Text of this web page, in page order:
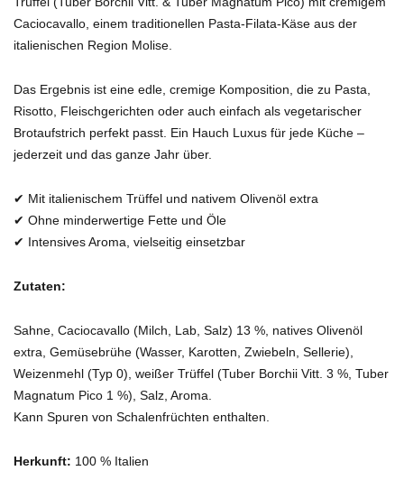
Caciocavallo, einem traditionellen Pasta-Filata-Käse aus der
italienischen Region Molise.
Das Ergebnis ist eine edle, cremige Komposition, die zu Pasta,
Risotto, Fleischgerichten oder auch einfach als vegetarischer
Brotaufstrich perfekt passt. Ein Hauch Luxus für jede Küche –
jederzeit und das ganze Jahr über.
✔ Mit italienischem Trüffel und nativem Olivenöl extra
✔ Ohne minderwertige Fette und Öle
✔ Intensives Aroma, vielseitig einsetzbar
Zutaten:
Sahne, Caciocavallo (Milch, Lab, Salz) 13 %, natives Olivenöl
extra, Gemüsebrühe (Wasser, Karotten, Zwiebeln, Sellerie),
Weizenmehl (Typ 0), weißer Trüffel (Tuber Borchii Vitt. 3 %, Tuber
Magnatum Pico 1 %), Salz, Aroma.
Kann Spuren von Schalenfrüchten enthalten.
Herkunft: 100 % Italien